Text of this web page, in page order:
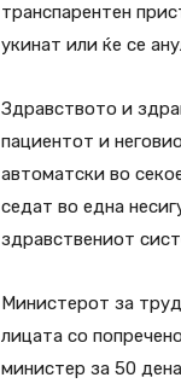
транспарентен
укинат или ќе се
Здравството и
пациентот и
автоматски во
седат во една
здравствениот
Министерот за
лицата со
министер за 50